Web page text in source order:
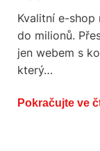
Kvalitní e-
do milionů.
jen webem s
který…
Pokračujte ve